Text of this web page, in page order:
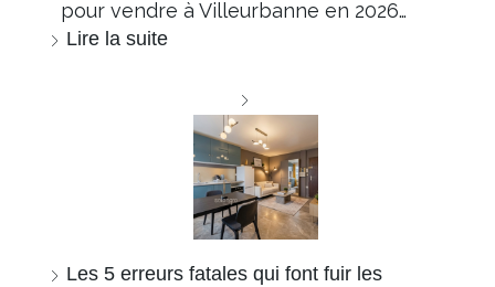
pour vendre à Villeurbanne en 2026…
Lire la suite
Les 5 erreurs fatales qui font fuir les